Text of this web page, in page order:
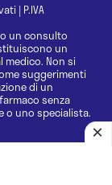
| P.IVA
un consulto
un
Non si
suggerimenti
di un
senza
o uno specialista.